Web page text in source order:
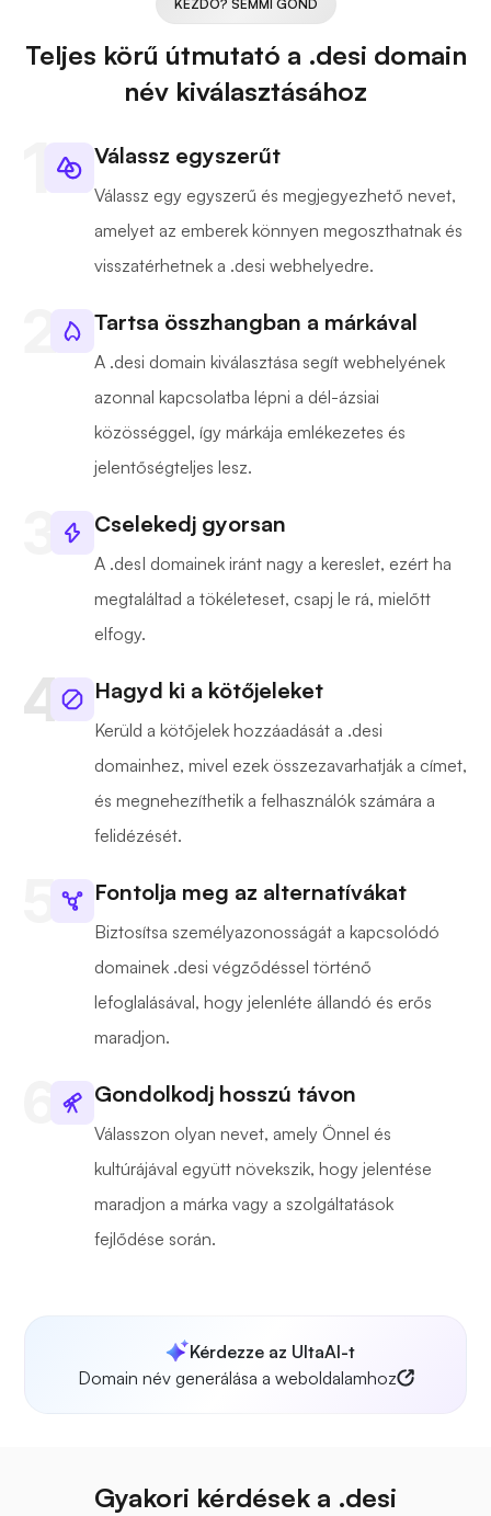
KEZDŐ? SEMMI GOND
Teljes körű útmutató a .desi domain
név kiválasztásához
Válassz egyszerűt
Válassz egy egyszerű és megjegyezhető nevet,
amelyet az emberek könnyen megoszthatnak és
visszatérhetnek a .desi webhelyedre.
Tartsa összhangban a márkával
A .desi domain kiválasztása segít webhelyének
azonnal kapcsolatba lépni a dél-ázsiai
közösséggel, így márkája emlékezetes és
jelentőségteljes lesz.
Cselekedj gyorsan
A .desI domainek iránt nagy a kereslet, ezért ha
megtaláltad a tökéleteset, csapj le rá, mielőtt
elfogy.
Hagyd ki a kötőjeleket
Kerüld a kötőjelek hozzáadását a .desi
domainhez, mivel ezek összezavarhatják a címet,
és megnehezíthetik a felhasználók számára a
felidézését.
Fontolja meg az alternatívákat
Biztosítsa személyazonosságát a kapcsolódó
domainek .desi végződéssel történő
lefoglalásával, hogy jelenléte állandó és erős
maradjon.
Gondolkodj hosszú távon
Válasszon olyan nevet, amely Önnel és
kultúrájával együtt növekszik, hogy jelentése
maradjon a márka vagy a szolgáltatások
fejlődése során.
Kérdezze az UltaAI-t
Domain név generálása a weboldalamhoz
Gyakori kérdések a .desi